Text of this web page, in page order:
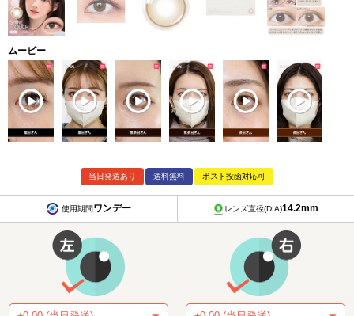
ムービー
当日発送あり 送料無料 ポスト投函対応可
使用期間ワンデー レンズ直径(DIA)14.2mm